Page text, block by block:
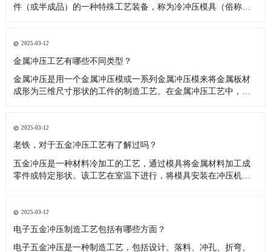
件（或半成品）的一种特殊工艺装备，称为冷冲压模具（俗称冷
压力加工方法。​冲压模具是一种生产零部件的专业工具，它可以
把平板材料通过压制
2025-03-12
金属冲压工艺有哪些不同类型？
金属冲压是用一个金属冲压模或一系列金属冲压模来将金属板材
成形为三维尺寸形状的工件的制造工艺。在金属冲压工艺中，它
信、汽车制造等行业，整个金属冲压项目中使用的工艺是多样
的，为每一种工艺都在钣
2025-03-12
老铁，对于五金冲压工艺有了解过吗？
五金冲压是一种材料冷加工的工艺，通过模具将金属材料加工成
零件或特定形状。该工艺在室温下进行，将模具安装在冲压机
料的厚度选择合适的冲压机器。​五金冲压工艺是一种利用冲床及
模具将不锈钢、铁、铝
2025-03-12
电子五金冲压制造工艺包括有哪些方面？
电子五金冲压是一种制造工艺，包括设计、落料、冲孔、折弯、